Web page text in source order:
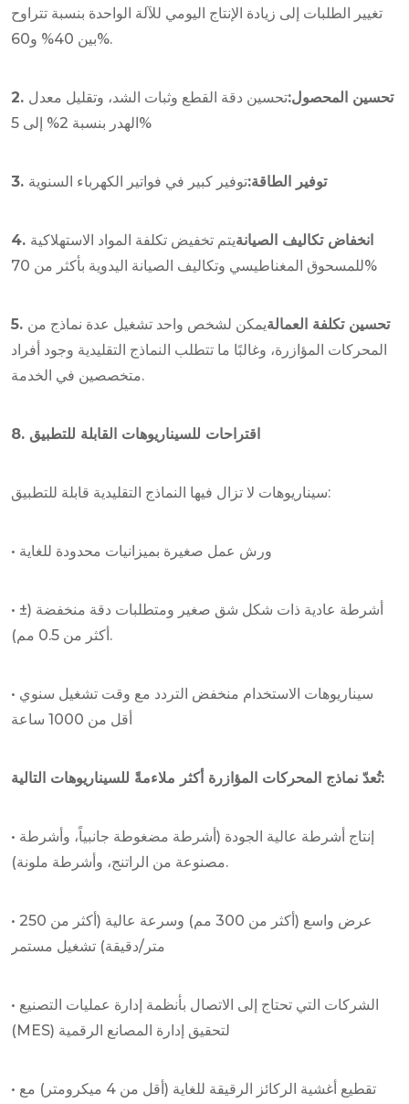
تغيير الطلبات إلى زيادة الإنتاج اليومي للآلة الواحدة بنسبة تتراوح
بين 40% و60%.
2. تحسين المحصول:تحسين دقة القطع وثبات الشد، وتقليل معدل
الهدر بنسبة 2% إلى 5%
3. توفير الطاقة:توفير كبير في فواتير الكهرباء السنوية
4. انخفاض تكاليف الصيانةيتم تخفيض تكلفة المواد الاستهلاكية
للمسحوق المغناطيسي وتكاليف الصيانة اليدوية بأكثر من 70%
5. تحسين تكلفة العمالةيمكن لشخص واحد تشغيل عدة نماذج من
المحركات المؤازرة، وغالبًا ما تتطلب النماذج التقليدية وجود أفراد
متخصصين في الخدمة.
8. اقتراحات للسيناريوهات القابلة للتطبيق
سيناريوهات لا تزال فيها النماذج التقليدية قابلة للتطبيق:
• ورش عمل صغيرة بميزانيات محدودة للغاية
• أشرطة عادية ذات شكل شق صغير ومتطلبات دقة منخفضة (±
أكثر من 0.5 مم).
• سيناريوهات الاستخدام منخفض التردد مع وقت تشغيل سنوي
أقل من 1000 ساعة
تُعدّ نماذج المحركات المؤازرة أكثر ملاءمةً للسيناريوهات التالية:
• إنتاج أشرطة عالية الجودة (أشرطة مضغوطة جانبياً، وأشرطة
مصنوعة من الراتنج، وأشرطة ملونة).
• عرض واسع (أكثر من 300 مم) وسرعة عالية (أكثر من 250
متر/دقيقة) تشغيل مستمر
• الشركات التي تحتاج إلى الاتصال بأنظمة إدارة عمليات التصنيع
(MES) لتحقيق إدارة المصانع الرقمية
• تقطيع أغشية الركائز الرقيقة للغاية (أقل من 4 ميكرومتر) مع